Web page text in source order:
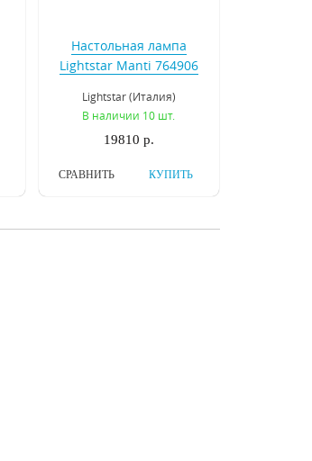
Настольная лампа
Lightstar Manti 764906
Lightstar (Италия)
В наличии 10 шт.
19810 р.
КУПИТЬ
СРАВНИТЬ